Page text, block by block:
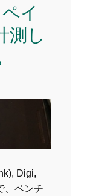
イ
測し
Digi,
、ベンチ